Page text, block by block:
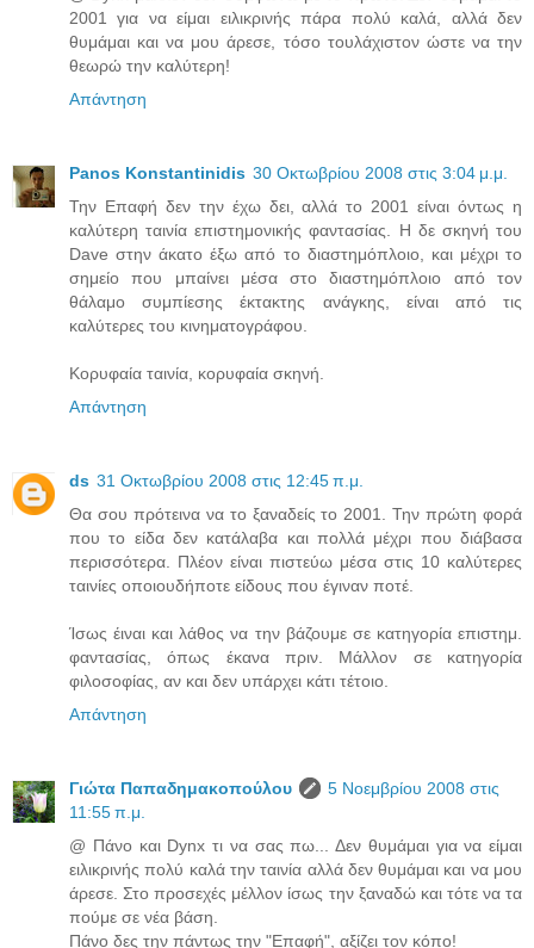
2001 για να είμαι ειλικρινής πάρα πολύ καλά, αλλά δεν
θυμάμαι και να μου άρεσε, τόσο τουλάχιστον ώστε να την
θεωρώ την καλύτερη!
Απάντηση
Panos Konstantinidis 30 Οκτωβρίου 2008 στις 3:04 μ.μ.
Την Επαφή δεν την έχω δει, αλλά το 2001 είναι όντως η
καλύτερη ταινία επιστημονικής φαντασίας. Η δε σκηνή του
Dave στην άκατο έξω από το διαστημόπλοιο, και μέχρι το
σημείο που μπαίνει μέσα στο διαστημόπλοιο από τον
θάλαμο συμπίεσης έκτακτης ανάγκης, είναι από τις
καλύτερες του κινηματογράφου.
Κορυφαία ταινία, κορυφαία σκηνή.
Απάντηση
ds 31 Οκτωβρίου 2008 στις 12:45 π.μ.
Θα σου πρότεινα να το ξαναδείς το 2001. Την πρώτη φορά
που το είδα δεν κατάλαβα και πολλά μέχρι που διάβασα
περισσότερα. Πλέον είναι πιστεύω μέσα στις 10 καλύτερες
ταινίες οποιουδήποτε είδους που έγιναν ποτέ.
Ίσως έιναι και λάθος να την βάζουμε σε κατηγορία επιστημ.
φαντασίας, όπως έκανα πριν. Μάλλον σε κατηγορία
φιλοσοφίας, αν και δεν υπάρχει κάτι τέτοιο.
Απάντηση
Γιώτα Παπαδημακοπούλου
5 Νοεμβρίου 2008 στις
11:55 π.μ.
@ Πάνο και Dynx τι να σας πω... Δεν θυμάμαι για να είμαι
ειλικρινής πολύ καλά την ταινία αλλά δεν θυμάμαι και να μου
άρεσε. Στο προσεχές μέλλον ίσως την ξαναδώ και τότε να τα
πούμε σε νέα βάση.
Πάνο δες την πάντως την "Επαφή", αξίζει τον κόπο!